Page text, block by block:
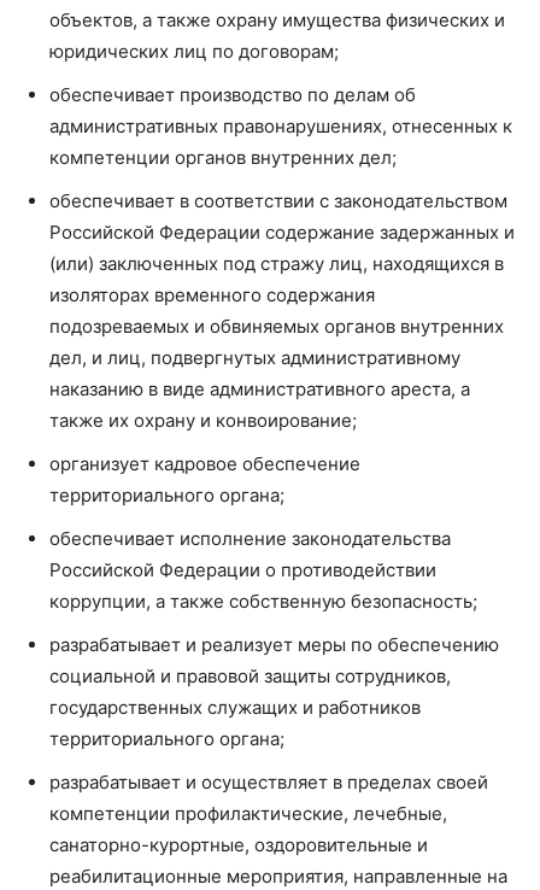
объектов, а также охрану имущества физических и
юридических лиц по договорам;
обеспечивает производство по делам об
административных правонарушениях, отнесенных к
компетенции органов внутренних дел;
обеспечивает в соответствии с законодательством
Российской Федерации содержание задержанных и
(или) заключенных под стражу лиц, находящихся в
изоляторах временного содержания
подозреваемых и обвиняемых органов внутренних
дел, и лиц, подвергнутых административному
наказанию в виде административного ареста, а
также их охрану и конвоирование;
организует кадровое обеспечение
территориального органа;
обеспечивает исполнение законодательства
Российской Федерации о противодействии
коррупции, а также собственную безопасность;
разрабатывает и реализует меры по обеспечению
социальной и правовой защиты сотрудников,
государственных служащих и работников
территориального органа;
разрабатывает и осуществляет в пределах своей
компетенции профилактические, лечебные,
санаторно-курортные, оздоровительные и
реабилитационные мероприятия, направленные на